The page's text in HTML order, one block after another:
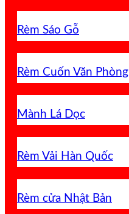
Rèm Sáo Gỗ
Rèm Cuốn Văn Phòng
Mành Lá Dọc
Rèm Vải Hàn Quốc
Rèm cửa Nhật Bản